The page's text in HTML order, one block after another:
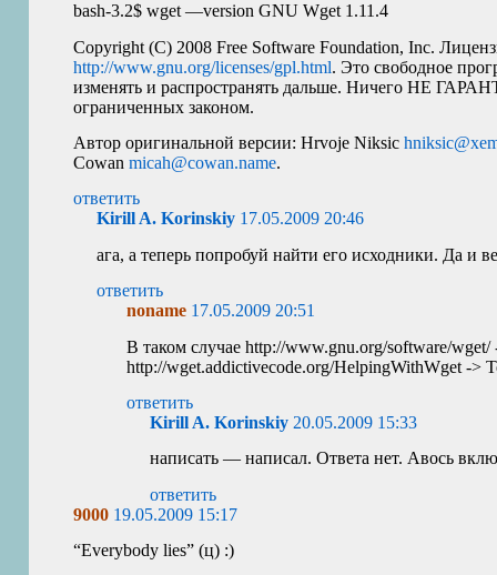
bash-3.2$ wget —versionGNU Wget 1.11.4
Copyright (C) 2008 Free Software Foundation, Inc.
http://www.gnu.org/licenses/gpl.html. Это свободное
изменять и распространять дальше. Ничего НЕ
ограниченных законом.
Автор оригинальной версии: Hrvoje Niksic
Cowanmicah@cowan.name.
ответить
Kirill A. Korinskiy 17.05.2009 20:46
ага, а теперь попробуй найти его исходники. Да и
ответить
noname 17.05.2009 20:51
В таком случае http://www.gnu.org/software/wget/
http://wget.addictivecode.org/HelpingWithWget ->
ответить
Kirill A. Korinskiy 20.05.2009 15:33
написать — написал. Ответа нет. Авось
ответить
9000 19.05.2009 15:17
“Everybody lies” (ц) :)